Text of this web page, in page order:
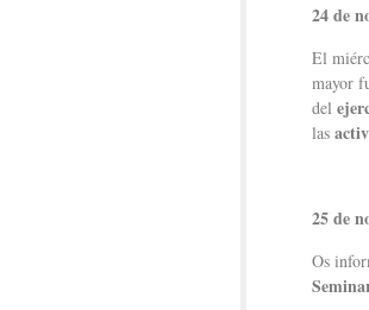
24 de
El
mayor
del
las
25 de
Os